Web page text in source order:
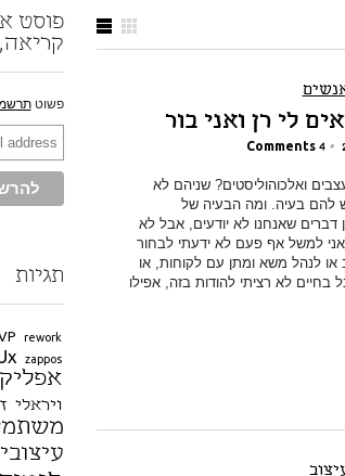
לי רן ואני בור
•
4 Comments
ואלכוהוליסטים? שניהם לא
להם בעיה. ומה הבעיה של
דברים שאנחנו לא יודעים, אבל לא
אני למשל אף פעם לא ידעתי לבחור
או לנהל משא ומתן עם לקוחות, או
בחיים לא רציתי להודות בזה, אפילו
קריאה,
פשוט
תגיות
rework
zappos
ויראלי